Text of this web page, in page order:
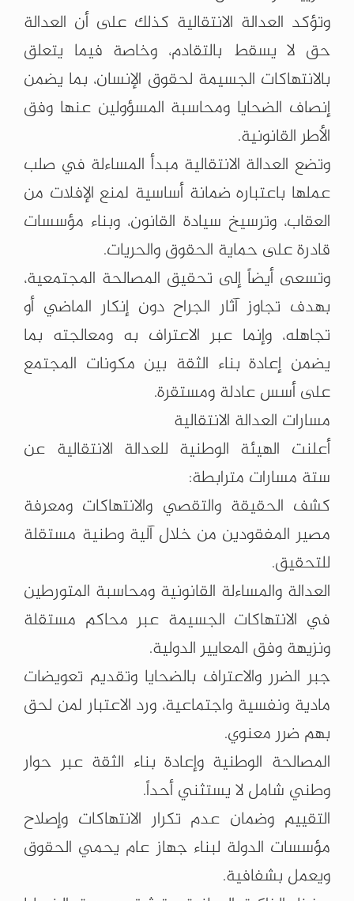
وتؤكد العدالة الانتقالية كذلك على أن العدالة
حق لا يسقط بالتقادم، وخاصة فيما يتعلق
بالانتهاكات الجسيمة لحقوق الإنسان، بما يضمن
إنصاف الضحايا ومحاسبة المسؤولين عنها وفق
الأطر القانونية.
وتضع العدالة الانتقالية مبدأ المساءلة في صلب
عملها باعتباره ضمانة أساسية لمنع الإفلات من
العقاب، وترسيخ سيادة القانون، وبناء مؤسسات
قادرة على حماية الحقوق والحريات.
وتسعى أيضاً إلى تحقيق المصالحة المجتمعية،
بهدف تجاوز آثار الجراح دون إنكار الماضي أو
تجاهله، وإنما عبر الاعتراف به ومعالجته بما
يضمن إعادة بناء الثقة بين مكونات المجتمع
على أسس عادلة ومستقرة.
مسارات العدالة الانتقالية
أعلنت الهيئة الوطنية للعدالة الانتقالية عن
ستة مسارات مترابطة:
كشف الحقيقة والتقصي والانتهاكات ومعرفة
مصير المفقودين من خلال آلية وطنية مستقلة
للتحقيق.
العدالة والمساءلة القانونية ومحاسبة المتورطين
في الانتهاكات الجسيمة عبر محاكم مستقلة
ونزيهة وفق المعايير الدولية.
جبر الضرر والاعتراف بالضحايا وتقديم تعويضات
مادية ونفسية واجتماعية، ورد الاعتبار لمن لحق
بهم ضرر معنوي.
المصالحة الوطنية وإعادة بناء الثقة عبر حوار
وطني شامل لا يستثني أحداً.
التقييم وضمان عدم تكرار الانتهاكات وإصلاح
مؤسسات الدولة لبناء جهاز عام يحمي الحقوق
ويعمل بشفافية.